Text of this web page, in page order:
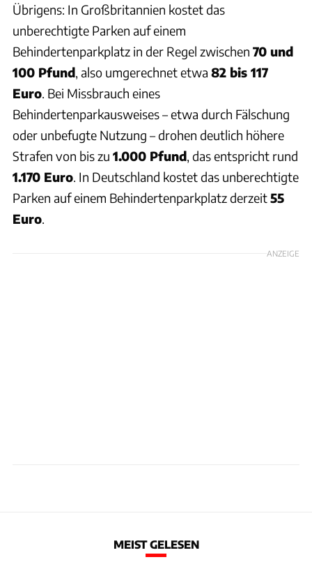
Übrigens: In Großbritannien kostet das
unberechtigte Parken auf einem
Behindertenparkplatz in der Regel zwischen 70 und
100 Pfund, also umgerechnet etwa 82 bis 117
Euro. Bei Missbrauch eines
Behindertenparkausweises – etwa durch Fälschung
oder unbefugte Nutzung – drohen deutlich höhere
Strafen von bis zu 1.000 Pfund, das entspricht rund
1.170 Euro. In Deutschland kostet das unberechtigte
Parken auf einem Behindertenparkplatz derzeit55
Euro.
ANZEIGE
MEIST GELESEN